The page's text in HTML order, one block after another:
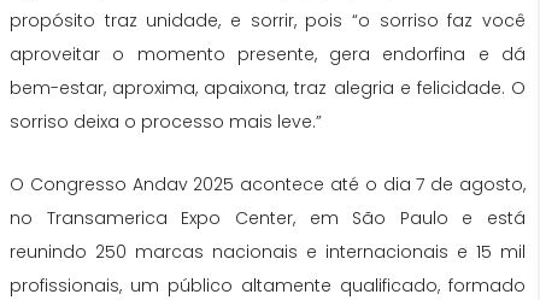
propósito traz unidade, e sorrir, pois “o sorriso faz você
aproveitar o momento presente, gera endorfina e dá
bem-estar, aproxima, apaixona, traz alegria e felicidade. O
sorriso deixa o processo mais leve.”
O Congresso Andav 2025 acontece até o dia 7 de agosto,
no Transamerica Expo Center, em São Paulo e está
reunindo 250 marcas nacionais e internacionais e 15 mil
profissionais, um público altamente qualificado, formado